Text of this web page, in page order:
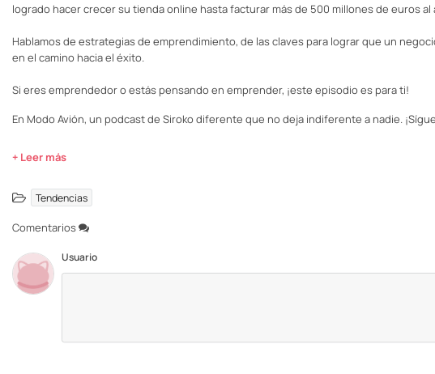
logrado hacer crecer su tienda online hasta facturar más de 500 millones de euros al
Hablamos de estrategias de emprendimiento, de las claves para lograr que un
en el camino hacia el éxito.
Si eres emprendedor o estás pensando en emprender, ¡este episodio es para ti!
En Modo Avión, un podcast de Siroko diferente que no deja indiferente a nadie.
+ Leer más
Tendencias
Comentarios
Usuario